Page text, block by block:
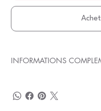
INFORMATIONS